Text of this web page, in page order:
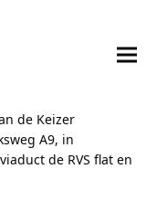
de Keizer
A9, in
de RVS flat en